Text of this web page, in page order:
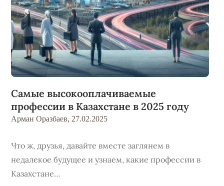
Самые высокооплачиваемые
профессии в Казахстане в 2025 году
Арман Оразбаев, 27.02.2025
Что ж, друзья, давайте вместе заглянем в
недалекое будущее и узнаем, какие профессии в
Казахстане…